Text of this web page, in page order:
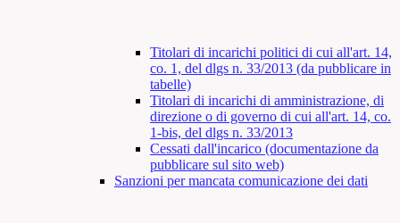
Titolari di incarichi politici di cui all'art. 14,
co. 1, del dlgs n. 33/2013 (da pubblicare in
tabelle)
Titolari di incarichi di amministrazione, di
direzione o di governo di cui all'art. 14, co.
1-bis, del dlgs n. 33/2013
Cessati dall'incarico (documentazione da
pubblicare sul sito web)
Sanzioni per mancata comunicazione dei dati